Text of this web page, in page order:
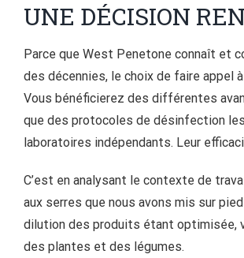
UNE DÉCISION
Parce que West Penetone connaît et
des décennies, le choix de faire appel
Vous bénéficierez des différentes
que des protocoles de désinfection
laboratoires indépendants. Leur
C’est en analysant le contexte de
aux serres que nous avons mis sur pied
dilution des produits étant optimisée,
des plantes et des légumes.